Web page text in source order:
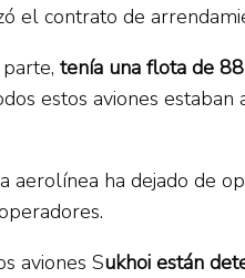
el contrato de
tenía una flota de
estos aviones estaban
aerolínea ha dejado de
aviones Sukhoi están